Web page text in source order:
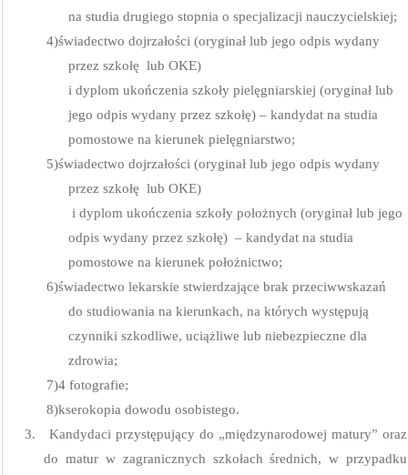
na studia drugiego stopnia o specjalizacji nauczycielskiej;
4)świadectwo dojrzałości (oryginał lub jego odpis wydany
przez szkołę lub OKE)
i dyplom ukończenia szkoły pielęgniarskiej (oryginał lub
jego odpis wydany przez szkołę) – kandydat na studia
pomostowe na kierunek pielęgniarstwo;
5)świadectwo dojrzałości (oryginał lub jego odpis wydany
przez szkołę lub OKE)
i dyplom ukończenia szkoły położnych (oryginał lub jego
odpis wydany przez szkołę) – kandydat na studia
pomostowe na kierunek położnictwo;
6)świadectwo lekarskie stwierdzające brak przeciwwskazań
do studiowania na kierunkach, na których występują
czynniki szkodliwe, uciążliwe lub niebezpieczne dla
zdrowia;
7)4 fotografie;
8)kserokopia dowodu osobistego.
3.
Kandydaci przystępujący do „międzynarodowej matury” oraz
do matur w zagranicznych szkołach średnich, w przypadku